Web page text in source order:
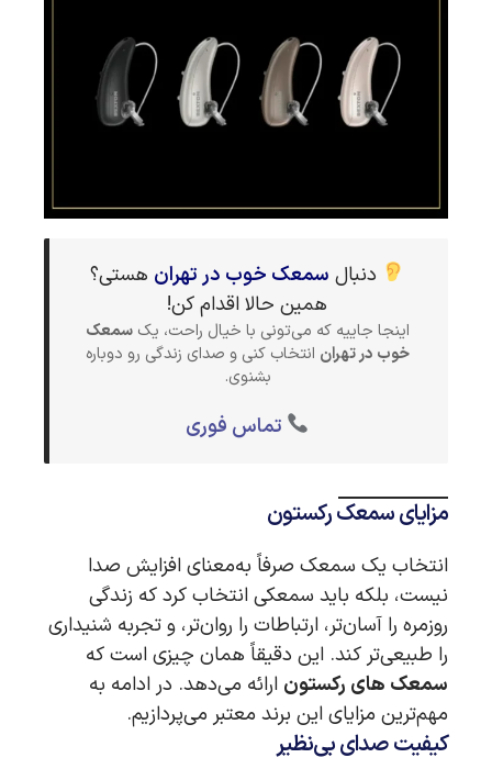
دنبال سمعک خوب در تهران هستی؟
همین حالا اقدام کن!
اینجا جاییه که می‌تونی با خیال راحت، یکسمعک
خوب در تهران انتخاب کنی و صدای زندگی رو دوباره
بشنوی.
تماس فوری
مزایای سمعک رکستون
انتخاب یک سمعک صرفاً به‌معنای افزایش صدا
نیست، بلکه باید سمعکی انتخاب کرد که زندگی
روزمره را آسان‌تر، ارتباطات را روان‌تر، و تجربه شنیداری
را طبیعی‌تر کند. این دقیقاً همان چیزی است که
سمعک های رکستون ارائه می‌دهد. در ادامه به
مهم‌ترین مزایای این برند معتبر می‌پردازیم.
کیفیت صدای بی‌نظیر